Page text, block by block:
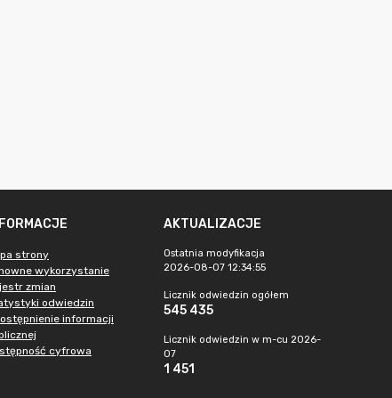
strony
wykorzystanie
zmian
odwiedzin
informacji
cyfrowa
AKTUALIZACJE
Ostatnia modyfikacja
2026-08-07 12:34:55
Licznik odwiedzin ogółem
545 435
Licznik odwiedzin w m-cu 2026-
07
1 451